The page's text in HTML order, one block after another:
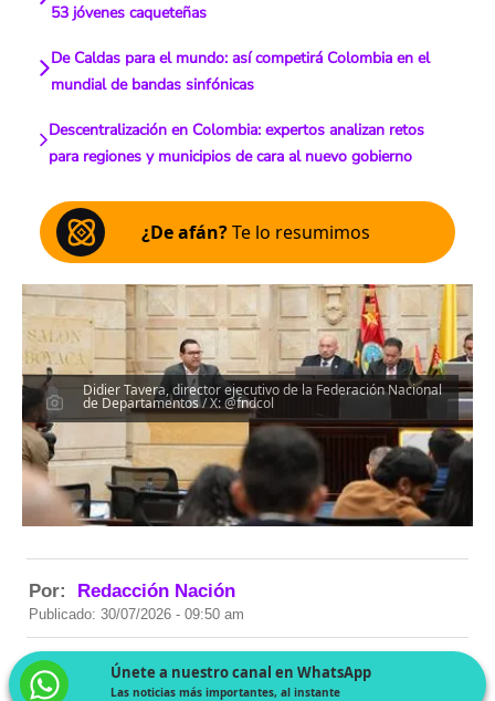
53 jóvenes caqueteñas
De Caldas para el mundo: así competirá Colombia en el
mundial de bandas sinfónicas
Descentralización en Colombia: expertos analizan retos
para regiones y municipios de cara al nuevo gobierno
¿De afán?Te lo resumimos
Didier Tavera, director ejecutivo de la Federación Nacional
de Departamentos / X: @fndcol
Por: Redacción Nación
Publicado: 30/07/2026 - 09:50 am
Únete a nuestro canal en WhatsApp
Las noticias más importantes, al instante